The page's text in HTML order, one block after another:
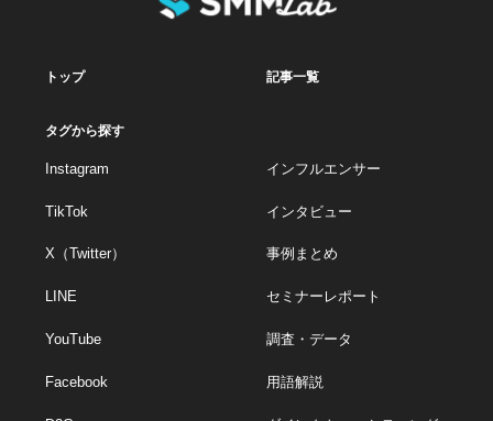
トップ 記事一覧
タグから探す
Instagram
TikTok
X（Twitter）
LINE
YouTube
Facebook
インフルエンサー
インタビュー
事例まとめ
セミナーレポート
調査・データ
用語解説